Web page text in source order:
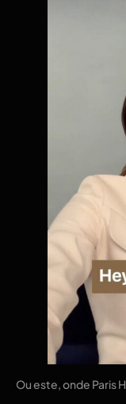
Ou este, onde Paris